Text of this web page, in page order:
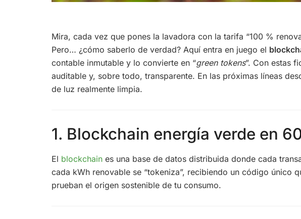
Mira, cada vez que pones la lavadora con la tarifa “100 %
Pero… ¿cómo saberlo de verdad? Aquí entra en juego el
contable inmutable y lo convierte en “green tokens”. Con estas
auditable y, sobre todo, transparente. En las próximas líneas
de luz realmente limpia.
1. Blockchain energía verde en
El blockchain es una base de datos distribuida donde cada
cada kWh renovable se “tokeniza”, recibiendo un código único
prueban el origen sostenible de tu consumo.